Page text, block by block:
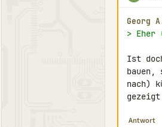
Georg
> Eher
Ist
bauen,
nach)
Antwort